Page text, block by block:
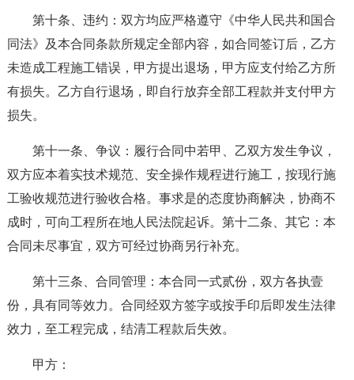
第十条、违约：双方均应严格遵守《中华人民共和国合
同法》及本合同条款所规定全部内容，如合同签订后，乙方
未造成工程施工错误，甲方提出退场，甲方应支付给乙方所
有损失。乙方自行退场，即自行放弃全部工程款并支付甲方
损失。
第十一条、争议：履行合同中若甲、乙双方发生争议，
双方应本着实技术规范、安全操作规程进行施工，按现行施
工验收规范进行验收合格。事求是的态度协商解决，协商不
成时，可向工程所在地人民法院起诉。第十二条、其它：本
合同未尽事宜，双方可经过协商另行补充。
第十三条、合同管理：本合同一式贰份，双方各执壹
份，具有同等效力。合同经双方签字或按手印后即发生法律
效力，至工程完成，结清工程款后失效。
甲方：